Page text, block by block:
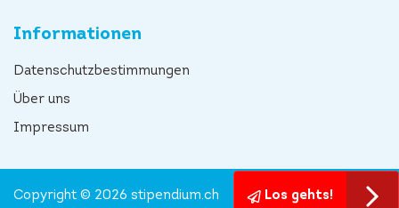
Informationen
Datenschutzbestimmungen
Über uns
Impressum
Los gehts!
Copyright © 2026 stipendium.ch